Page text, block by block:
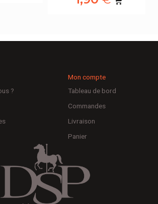
?
Mon compte
Tableau de bord
Commandes
Livraison
Panier